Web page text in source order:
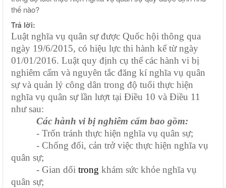
thế nào?
Trả lời:
Luật nghĩa vụ quân sự được Quốc hội thông qua
ngày 19/6/2015, có hiệu lực thi hành kể từ ngày
01/01/2016. Luật quy định cụ thể các hành vi bị
nghiêm cấm và nguyên tắc đăng kí nghĩa vụ quân
sự và quản lý công dân trong độ tuổi thực hiện
nghĩa vụ quân sự lần lượt tại Điều 10 và Điều 11
như sau:
Các hành vi bị nghiêm cấm bao gồm:
- Trốn tránh thực hiện nghĩa vụ quân sự;
- Chống đối, cản trở việc thực hiện nghĩa vụ
quân sự;
- Gian dối trong khám sức khỏe nghĩa vụ
quân sự;